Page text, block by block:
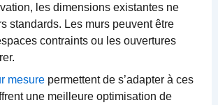
les dimensions existantes ne
standards. Les murs peuvent être
contraints ou les ouvertures
mesurepermettent de s’adapter à ces
une meilleure optimisation de